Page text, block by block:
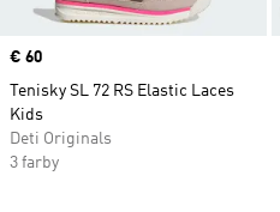
Price
€ 60
Tenisky SL 72 RS Elastic Laces
Kids
Deti Originals
3 farby